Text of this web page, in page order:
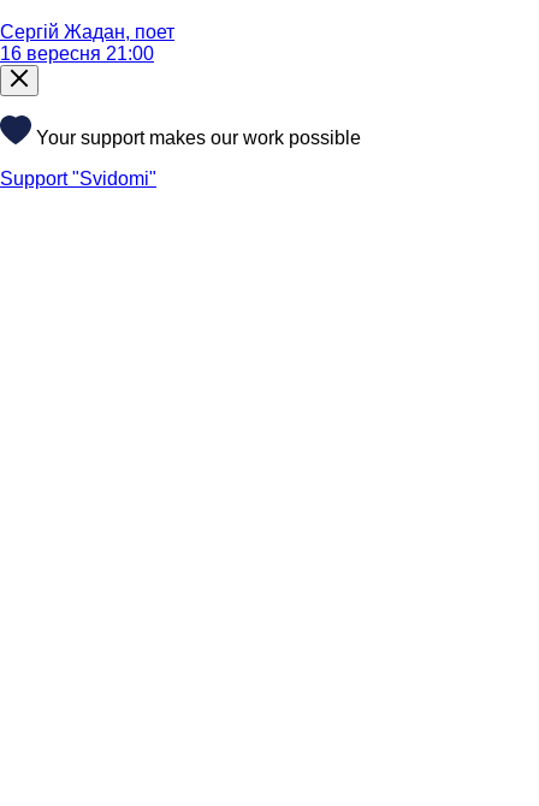
Сергій Жадан, поет
16 вересня 21:00
Your support makes our work possible
Support "Svidomi"